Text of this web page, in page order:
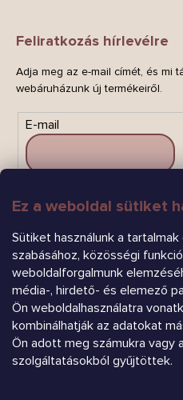
Ez a weboldal sütiket
Sütiket használunk a
szabásához, közösségi
weboldalforgalmunk
média-, hirdető- és elemező
Ön weboldalhasználatra
kombinálhatják az adatokat
Ön adott meg számukra vagy
szolgáltatásokból gyűjtöttek.
Feliratkozás hírlevélre
Adja meg az e-mail címét, és mi
webáruházunk új termékeiről.
E-mail
FELIRATKOZÁS